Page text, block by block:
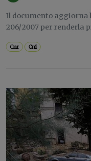
Il documento aggiorna
206/2007 per renderla
Cnr Cni